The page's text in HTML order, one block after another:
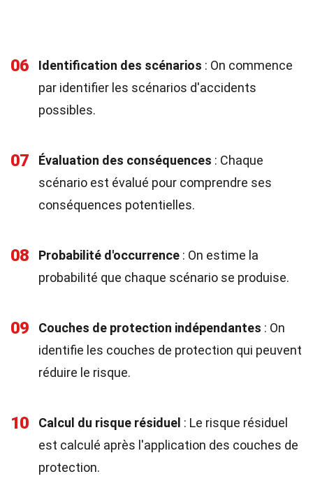
06 Identification des scénarios : On commence
par identifier les scénarios d'accidents
possibles.
07 Évaluation des conséquences : Chaque
scénario est évalué pour comprendre ses
conséquences potentielles.
08 Probabilité d'occurrence : On estime la
probabilité que chaque scénario se produise.
09 Couches de protection indépendantes : On
identifie les couches de protection qui peuvent
réduire le risque.
10 Calcul du risque résiduel : Le risque résiduel
est calculé après l'application des couches de
protection.